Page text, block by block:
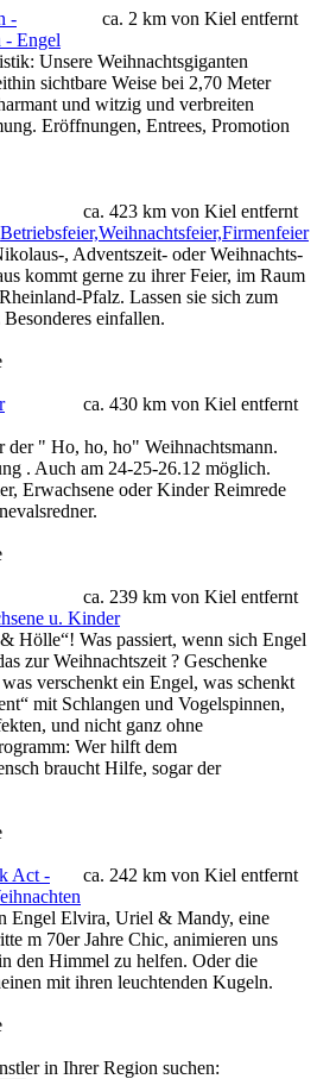
ca. 2 km von Kiel entfernt
-
- Engel
Unsere Weihnachtsgiganten
sichtbare Weise bei 2,70 Meter
und witzig und verbreiten
Eröffnungen, Entrees, Promotion
ca. 423 km von Kiel entfernt
, Adventszeit- oder Weihnachts-
kommt gerne zu ihrer Feier, im Raum
Pfalz. Lassen sie sich zum
Besonderes einfallen.
ca. 430 km von Kiel entfernt
der " Ho, ho, ho" Weihnachtsmann.
. Auch am 24-25-26.12 möglich.
Erwachsene oder Kinder Reimrede
ca. 239 km von Kiel entfernt
u. Kinder
Hölle“! Was passiert, wenn sich Engel
zur Weihnachtszeit ? Geschenke
verschenkt ein Engel, was schenkt
mit Schlangen und Vogelspinnen,
und nicht ganz ohne
Wer hilft dem
braucht Hilfe, sogar der
ca. 242 km von Kiel entfernt
Act -
Engel Elvira, Uriel & Mandy, eine
m 70er Jahre Chic, animieren uns
den Himmel zu helfen. Oder die
mit ihren leuchtenden Kugeln.
in Ihrer Region suchen: